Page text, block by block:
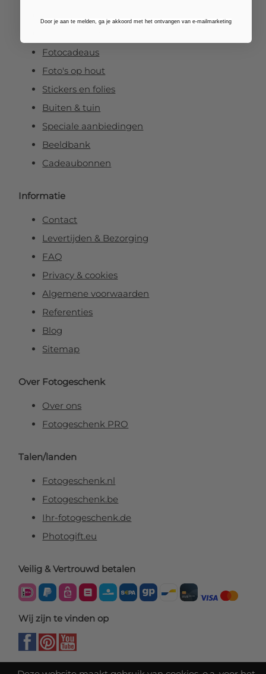
Fotocadeaus
Foto's op hout
Stickers en folies
Buiten & tuin
Speciale aanbiedingen
Beeldbank
Cadeaubonnen
Informatie
Contact
Levertijden & Bezorging
FAQ
Privacy & cookies
Algemene voorwaarden
Referenties
Blog
Sitemap
Over Fotogeschenk
Over ons
Fotogeschenk PRO
Talen/landen
Fotogeschenk.nl
Fotogeschenk.be
Ihr-fotogeschenk.de
Photogift.eu
Veilig & Vertrouwd betalen
Wij zijn te vinden op
Door je aan te melden, ga je akkoord met het ontvangen van e-mailmarketing